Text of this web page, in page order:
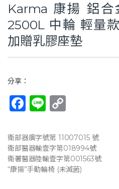
Karma 康揚 鋁
2500L 中輪 輕量
加贈乳膠座墊
分享：
F
c
e
b
Li
e p
y
Li
衛部器廣字號第 11007015 號
衛部醫器輸壹字第018994號
衛署醫器陸輸壹字第001563號
“康揚”手動輪椅 (未滅菌)